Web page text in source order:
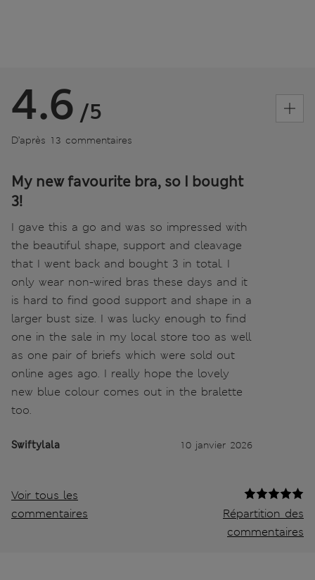
4.6 /5
D’après 13 commentaires
My new favourite bra, so I bought
3!
I gave this a go and was so impressed with
the beautiful shape, support and cleavage
that I went back and bought 3 in total. I
only wear non-wired bras these days and it
is hard to find good support and shape in a
larger bust size. I was lucky enough to find
one in the sale in my local store too as well
as one pair of briefs which were sold out
online ages ago. I really hope the lovely
new blue colour comes out in the bralette
too.
Swiftylala 10 janvier 2026
Voir tous les
commentaires
Répartition des
commentaires